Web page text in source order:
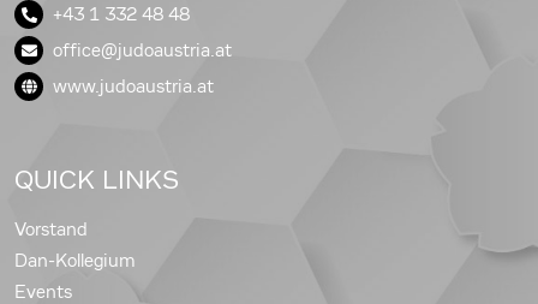
+43 1 332 48 48
office@judoaustria.at
www.judoaustria.at
QUICK LINKS
Vorstand
Dan-Kollegium
Events